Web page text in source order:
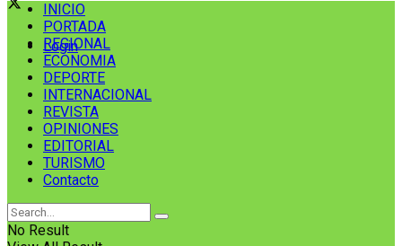
Login
INICIO
PORTADA
REGIONAL
ECONOMIA
DEPORTE
INTERNACIONAL
REVISTA
OPINIONES
EDITORIAL
TURISMO
Contacto
No Result